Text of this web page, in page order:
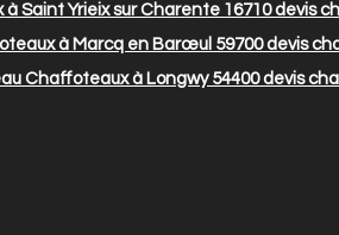
Saint Yrieix sur Charente 16710devis
à Marcq en Barœul 59700devis
Chaffoteaux à Longwy 54400devis